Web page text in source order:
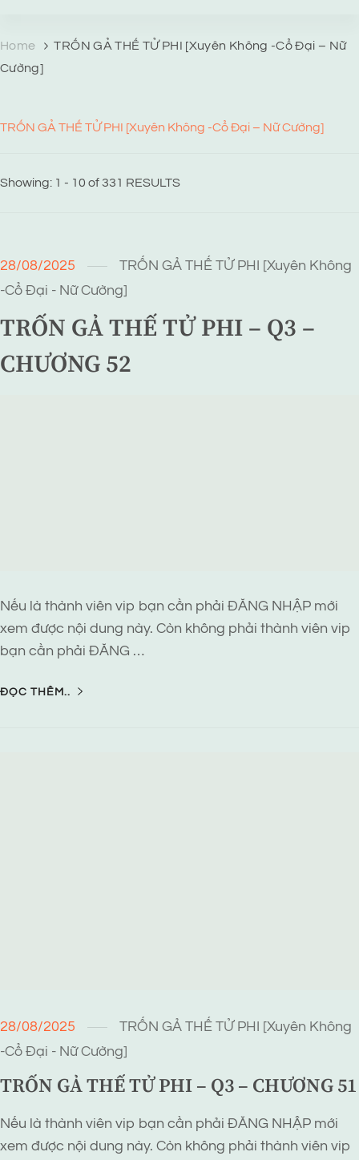
Home
TRỐN GẢ THẾ TỬ PHI [Xuyên Không -Cổ Đại – Nữ
Cường]
TRỐN GẢ THẾ TỬ PHI [Xuyên Không -Cổ Đại – Nữ Cường]
Showing: 1 - 10 of 331 RESULTS
28/08/2025
TRỐN GẢ THẾ TỬ PHI [Xuyên Không
-Cổ Đại - Nữ Cường]
TRỐN GẢ THẾ TỬ PHI – Q3 –
CHƯƠNG 52
Nếu là thành viên vip bạn cần phải ĐĂNG NHẬP mới
xem được nội dung này. Còn không phải thành viên vip
bạn cần phải ĐĂNG …
ĐỌC THÊM..
28/08/2025
TRỐN GẢ THẾ TỬ PHI [Xuyên Không
-Cổ Đại - Nữ Cường]
TRỐN GẢ THẾ TỬ PHI – Q3 – CHƯƠNG 51
Nếu là thành viên vip bạn cần phải ĐĂNG NHẬP mới
xem được nội dung này. Còn không phải thành viên vip